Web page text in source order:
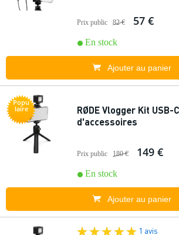
Prix public 82 € 57 €
En stock
Ajouter au panier
Popu
laire
RØDE Vlogger Kit USB-
d'accessoires
Prix public 180 € 149 €
En stock
Ajouter au panier
1 avis